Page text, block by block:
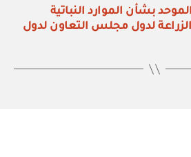
بشأن الموارد النباتية
والزراعة لدول مجلس التعاون لدول